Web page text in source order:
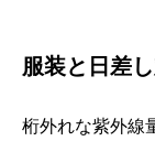
服装と日差
桁外れな紫外線